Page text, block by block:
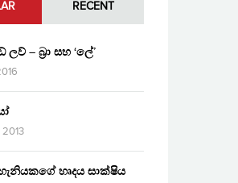
RECENT
– බ්‍රා සහ ‘ලේ’
හෘදය සාක්ෂිය